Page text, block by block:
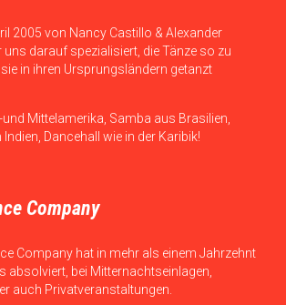
2005 von Nancy Castillo & Alexander
uns darauf spezialisiert, die Tänze so zu
in ihren Ursprungsländern getanzt
Mittelamerika, Samba aus Brasilien,
Dancehall wie in der Karibik!
Company
Company hat in mehr als einem Jahrzehnt
absolviert, bei Mitternachtseinlagen,
auch Privatveranstaltungen.